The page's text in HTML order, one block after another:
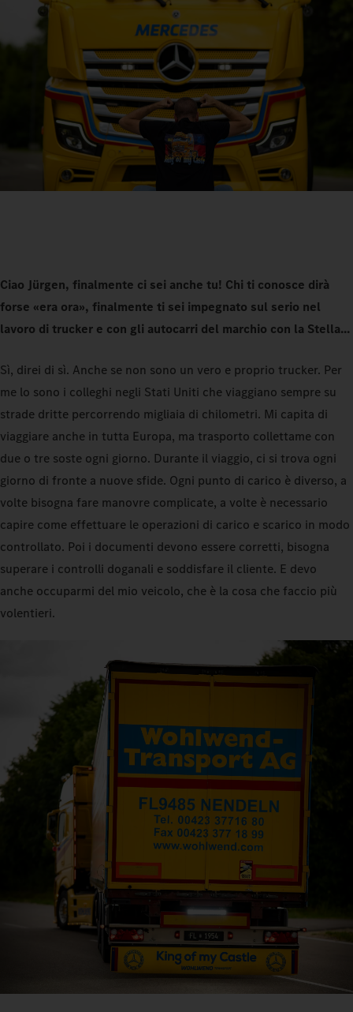
Ciao Jürgen, finalmente ci sei anche tu! Chi ti conosce dirà
forse «era ora», finalmente ti sei impegnato sul serio nel
lavoro di trucker e con gli autocarri del marchio con la Stella...
Sì, direi di sì. Anche se non sono un vero e proprio trucker. Per
me lo sono i colleghi negli Stati Uniti che viaggiano sempre su
strade dritte percorrendo migliaia di chilometri. Mi capita di
viaggiare anche in tutta Europa, ma trasporto collettame con
due o tre soste ogni giorno. Durante il viaggio, ci si trova ogni
giorno di fronte a nuove sfide. Ogni punto di carico è diverso, a
volte bisogna fare manovre complicate, a volte è necessario
capire come effettuare le operazioni di carico e scarico in modo
controllato. Poi i documenti devono essere corretti, bisogna
superare i controlli doganali e soddisfare il cliente. E devo
anche occuparmi del mio veicolo, che è la cosa che faccio più
volentieri.